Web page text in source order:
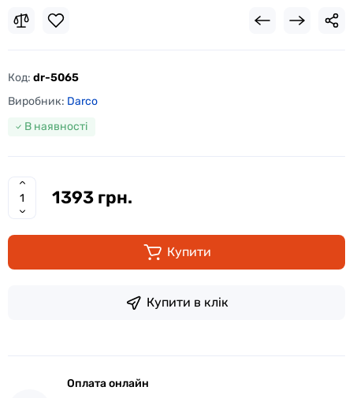
Код: dr-5065
Виробник: Darco
В наявності
1393 грн.
Купити
Купити в клік
Оплата онлайн